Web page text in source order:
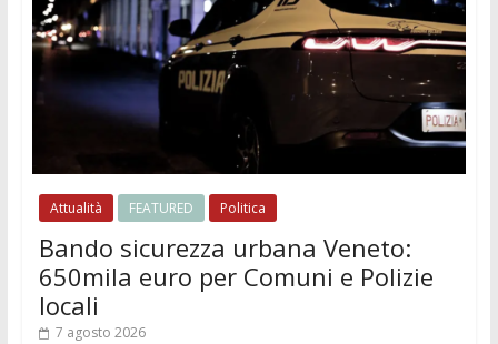
Attualità FEATURED Politica
Bando sicurezza urbana Veneto:
650mila euro per Comuni e Polizie
locali
7 agosto 2026